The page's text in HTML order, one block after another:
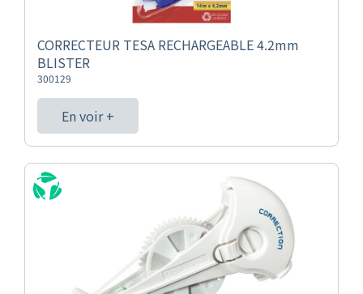
CORRECTEUR TESA RECHARGEABLE 4.2mm
BLISTER
300129
En voir +